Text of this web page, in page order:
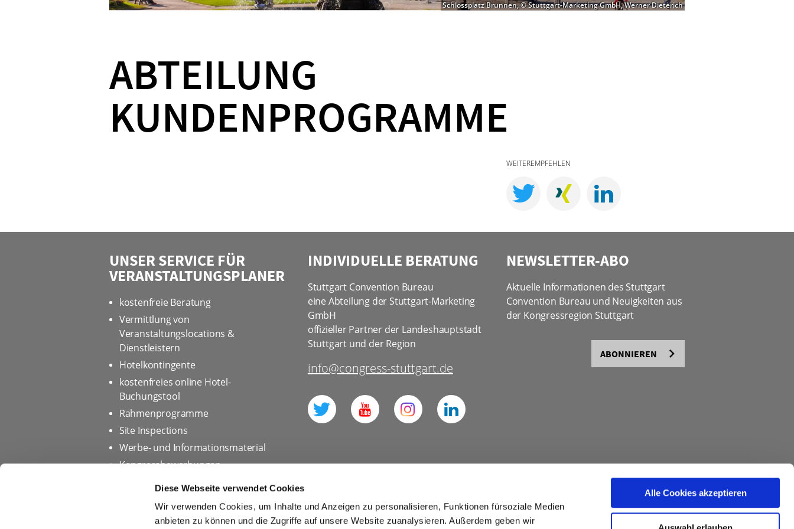
Diese Webseite verwendet Cookies
Wir verwenden Cookies, um Inhalte und Anzeigen zu personalisieren, Funktionen fürsoziale Medien
anbieten zu können und die Zugriffe auf unsere Website zuanalysieren. Außerdem geben wir
Alle Cookies akzeptieren
Schlossplatz Brunnen, © Stuttgart-Marketing GmbH, Werner Dieterich
ABTEILUNG
KUNDENPROGRAMME
WEITEREMPFEHLEN
UNSER SERVICE FÜR
VERANSTALTUNGSPLANER
kostenfreie Beratung
Vermittlung von
Veranstaltungslocations &
Dienstleistern
Hotelkontingente
kostenfreies online Hotel-
Buchungstool
Rahmenprogramme
Site Inspections
Werbe- und Informationsmaterial
Kongressbewerbungen
INDIVIDUELLE BERATUNG
Stuttgart Convention Bureau
eine Abteilung der Stuttgart-Marketing
GmbH
offizieller Partner der Landeshauptstadt
Stuttgart und der Region
info@congress-stuttgart.de
NEWSLETTER-ABO
Aktuelle Informationen des Stuttgart
Convention Bureau und Neuigkeiten aus
der Kongressregion Stuttgart
ABONNIEREN
Startseite Datenschutz Datenschutz Social Media